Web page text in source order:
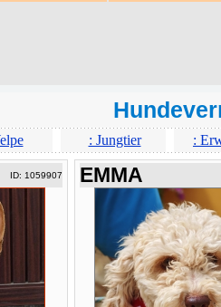
: Jungtier :
ID: 1059907 EMMA